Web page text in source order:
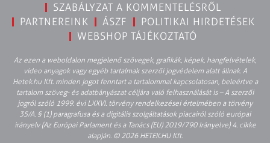
SZABÁLYZAT A KOMMENTELÉSRŐL
PARTNEREINK
ÁSZF
POLITIKAI HIRDETÉSEK
WEBSHOP TÁJÉKOZTATÓ
Az ezen a weboldalon megjelenő szövegek, grafikák, képek, hangfelvételek,
video anyagok vagy egyéb tartalmak szerzői jogvédelem alatt állnak. A
Hetek.hu Kft. minden jogot fenntart a tartalommal kapcsolatosan, beleértve a
tartalom szöveg- és adatbányászat céljára való felhasználását is – A szerzői
jogról szóló 1999. évi LXXVI. törvény rendelkezései értelmében a törvény
35/A. § (1) paragrafusa és a digitális szolgáltatások piacairól szóló európai
irányelv (Az Európai Parlament és a Tanács (EU) 2019/790 Irányelve) 4. cikke
alapján. © 2026 HETEK.HU Kft.